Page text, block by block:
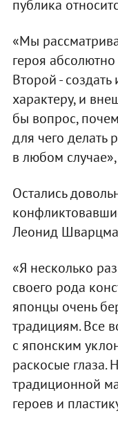
публика
«Мы
героя
Второй -
характеру, и
бы вопрос,
для чего делать
в любом
Остались
Леонид
«Я несколько
своего рода
японцы очень
традициям. Все
с японским
раскосые глаза.
традиционной
героев и